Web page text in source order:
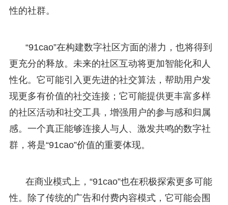
性的社群。
“91cao”在构建数字社区方面的潜力，也将得到
更充分的释放。未来的社区互动将更加智能化和人
性化。它可能引入更先进的社交算法，帮助用户发
现更多有价值的社交连接；它可能提供更丰富多样
的社区活动和社交工具，增强用户的参与感和归属
感。一个真正能够连接人与人、激发共鸣的数字社
群，将是“91cao”价值的重要体现。
在商业模式上，“91cao”也在积极探索更多可能
性。除了传统的广告和付费内容模式，它可能会围